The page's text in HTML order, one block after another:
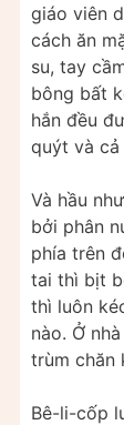
giáo viên
cách ăn
su, tay
bông bất
hắn đều
quýt và
Và hầu
bởi phân
phía trên
tai thì bịt
thì luôn
nào. Ở
trùm chăn
Bê-li-cốp